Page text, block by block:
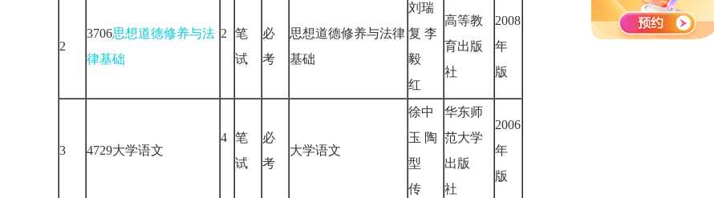
2
3706思想道德修养与法
律基础
2
笔
试
必
考
思想道德修养与法律
基础
刘瑞
复 李
毅
红
高等教
育出版
社
2008
年
版
3 4729大学语文
4 笔
试
必
考
大学语文
徐中
玉 陶
型
传
华东师
范大学
出版
社
2006
年
版